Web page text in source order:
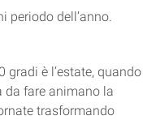
periodo dell’anno.
gradi è l’estate, quando
da fare animano la
trasformando